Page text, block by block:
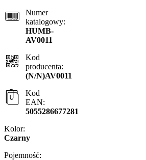
Numer
katalogowy:
HUMB-
AV0011
Kod
producenta:
(N/N)AV0011
Kod
EAN:
5055286677281
Kolor:
Czarny
Pojemność: